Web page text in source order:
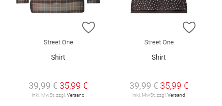
ZUR WUNSCHLISTE HINZUFÜGEN
Street One
Shirt
39,99 € 35,99 €
inkl. MwSt. zzgl. Versand
ZUR
Street One
Shirt
39,99 € 35,99 €
inkl. MwSt. zzgl. Versand